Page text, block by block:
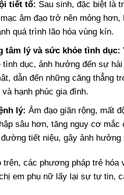
tiết tố: Sau sinh, đặc biệt là
âm đạo trở nên mỏng
quá trình lão hóa vùng kín.
tâm lý và sức khỏe tình dục:
tình dục, ảnh hưởng đến sự
dẫn đến những căng thẳng
hạnh phúc gia đình.
lý: Âm đạo giãn rộng, mất
sâu hơn, tăng nguy cơ
tiết niệu, gây ảnh
trên, các phương pháp trẻ
em phụ nữ lấy lại sự tự tin,